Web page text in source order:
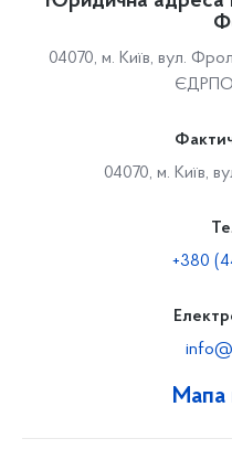
Мапа
04070, м. Київ, вул.
04070, м. Київ,
+380